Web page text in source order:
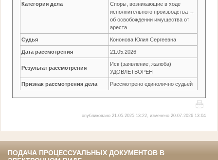
Категория дела
Споры, возникающие в ходе
исполнительного производства →
об освобождении имущества от
ареста
Судья Кононова Юлия Сергеевна
Дата рассмотрения 21.05.2026
Результат рассмотрения
Иск (заявление, жалоба)
УДОВЛЕТВОРЕН
Признак рассмотрения дела Рассмотрено единолично судьей
опубликовано 21.05.2025 13:22, изменено 20.07.2026 13:04
ПОДАЧА ПРОЦЕССУАЛЬНЫХ ДОКУМЕНТОВ В